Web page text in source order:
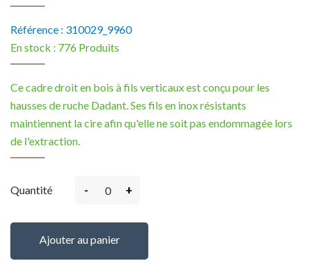
Référence : 310029_9960
En stock : 776 Produits
Ce cadre droit en bois à fils verticaux est conçu pour les
hausses de ruche Dadant. Ses fils en inox résistants
maintiennent la cire afin qu'elle ne soit pas endommagée lors
de l'extraction.
Quantité - +
Ajouter au panier